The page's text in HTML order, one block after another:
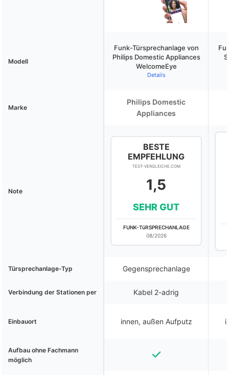
Modell
Funk-Türsprechanlage von
Philips Domestic Appliances
WelcomeEye
Details
Marke
Philips Domestic
Appliances
Note
BESTE
EMPFEHLUNG
TEST-VERGLEICHE.COM
1,5
SEHR GUT
FUNK-TüRSPRECHANLAGE
08/2026
Türsprechanlage-Typ Gegensprechanlage
Verbindung der Stationen per Kabel 2-adrig
Einbauort innen, außen Aufputz
Aufbau ohne Fachmann
möglich